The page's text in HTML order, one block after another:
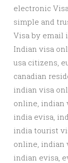
electronic
simple and
Visa by email
Indian visa
usa citizens,
canadian
indian visa
online, indian
india evisa,
india tourist
online, indian
indian evisa,